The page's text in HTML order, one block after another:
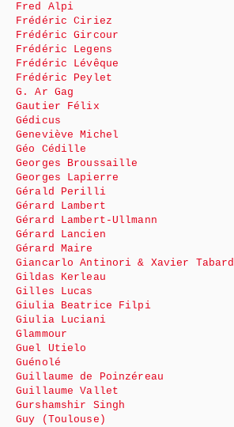
Fred Alpi
Frédéric Ciriez
Frédéric Gircour
Frédéric Legens
Frédéric Lévêque
Frédéric Peylet
G. Ar Gag
Gautier Félix
Gédicus
Geneviève Michel
Géo Cédille
Georges Broussaille
Georges Lapierre
Gérald Perilli
Gérard Lambert
Gérard Lambert-Ullmann
Gérard Lancien
Gérard Maire
Giancarlo Antinori & Xavier Tabard
Gildas Kerleau
Gilles Lucas
Giulia Beatrice Filpi
Giulia Luciani
Glammour
Guel Utielo
Guénolé
Guillaume de Poinzéreau
Guillaume Vallet
Gurshamshir Singh
Guy (Toulouse)